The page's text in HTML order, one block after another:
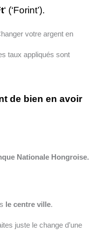
‘ (‘Forint’).
votre argent en
taux appliqués sont
de bien en avoir
Nationale Hongroise.
le centre ville.
juste le change d’une